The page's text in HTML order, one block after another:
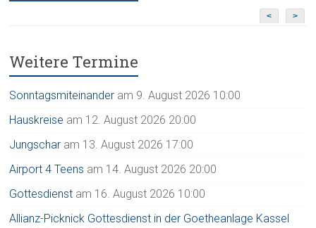
< >
Weitere Termine
Sonntagsmiteinander am 9. August 2026 10:00
Hauskreise am 12. August 2026 20:00
Jungschar am 13. August 2026 17:00
Airport 4 Teens am 14. August 2026 20:00
Gottesdienst am 16. August 2026 10:00
Allianz-Picknick Gottesdienst in der Goetheanlage Kassel